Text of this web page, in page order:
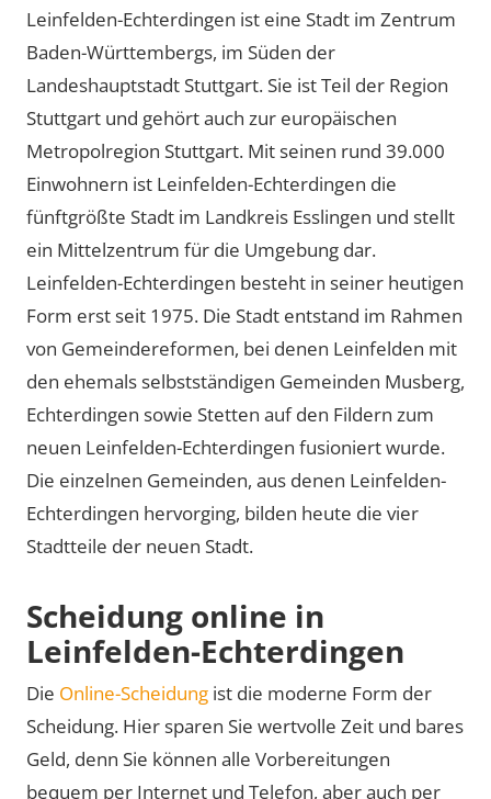
Leinfelden-Echterdingen ist eine Stadt im Zentrum
Baden-Württembergs, im Süden der
Landeshauptstadt Stuttgart. Sie ist Teil der Region
Stuttgart und gehört auch zur europäischen
Metropolregion Stuttgart. Mit seinen rund 39.000
Einwohnern ist Leinfelden-Echterdingen die
fünftgrößte Stadt im Landkreis Esslingen und stellt
ein Mittelzentrum für die Umgebung dar.
Leinfelden-Echterdingen besteht in seiner heutigen
Form erst seit 1975. Die Stadt entstand im Rahmen
von Gemeindereformen, bei denen Leinfelden mit
den ehemals selbstständigen Gemeinden Musberg,
Echterdingen sowie Stetten auf den Fildern zum
neuen Leinfelden-Echterdingen fusioniert wurde.
Die einzelnen Gemeinden, aus denen Leinfelden-
Echterdingen hervorging, bilden heute die vier
Stadtteile der neuen Stadt.
Scheidung online in
Leinfelden-Echterdingen
Die Online-Scheidung ist die moderne Form der
Scheidung. Hier sparen Sie wertvolle Zeit und bares
Geld, denn Sie können alle Vorbereitungen
bequem per Internet und Telefon, aber auch per